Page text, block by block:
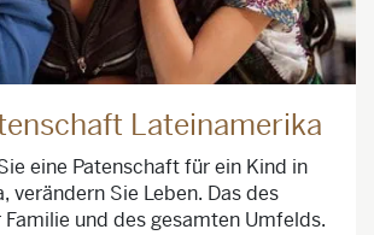
Lateinamerika
eine Patenschaft für ein Kind in
verändern Sie Leben. Das des
Familie und des gesamten Umfelds.